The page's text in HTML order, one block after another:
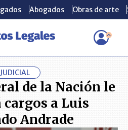
Abogados Obras de arte
General de la Nación le imputará
Abogados Obras de arte
JUDICIAL
de la Nación le
a Luis
Andrade